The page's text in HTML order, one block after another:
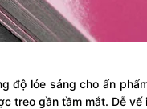
độ lóe sáng cho ấn
treo gần tầm mắt. Dễ vế